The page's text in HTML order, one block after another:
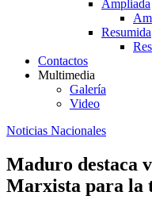
Ampliada
Resumida
Contactos
Multimedia
Galería
Video
Noticias Nacionales
Maduro destaca
Marxista para la